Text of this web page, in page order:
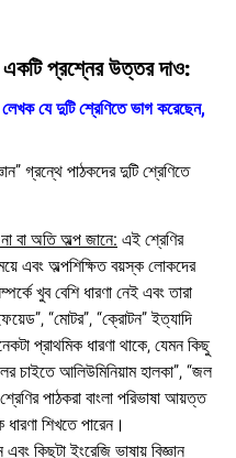
প্রশ্নের উত্তর দাও:
যে দুটি শ্রেণিতে ভাগ করেছেন,
গ্রন্থে পাঠকদের দুটি শ্রেণিতে
বা অতি অল্প জানে:এই শ্রেণির
এবং অল্পশিক্ষিত বয়স্ক লোকদের
খুব বেশি ধারণা নেই এবং তারা
“মোটর”, “ক্রোটন” ইত্যাদি
প্রাথমিক ধারণা থাকে, যেমন কিছু
চাইতে আলিউমিনিয়াম হালকা”, “জল
পাঠকরা বাংলা পরিভাষা আয়ত্ত
ধারণা শিখতে পারেন।
কিছুটা ইংরেজি ভাষায় বিজ্ঞান